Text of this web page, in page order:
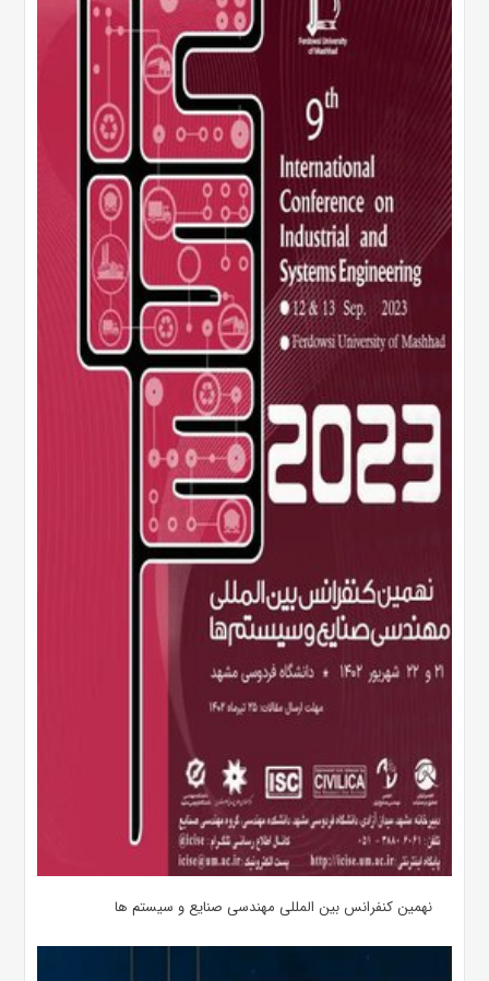
نهمین کنفرانس بین المللی مهندسی صنایع و سیستم­ ها